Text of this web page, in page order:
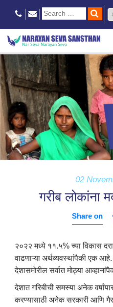
02
गरीब लोकांना
Share on
२०२२ मध्ये ११.५% च्या विकास
वाढणाऱ्या अर्थव्यवस्थांपैकी एक
देशासमोरील सर्वात मोठ्या
देशात गरिबीची समस्या अनेक
करण्यासाठी अनेक सरकारी आणि